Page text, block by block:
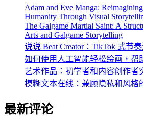
Adam and Eve Manga:
Humanity Through Visual
The Galgame Martial Saint: A
Arts and Galgame Storytelling
说说 Beat Creator：TikTok 式节
如何使用人工智能轻松绘画，帮
艺术作品：初学者和内容创作者
模糊文本在线：兼顾隐私和风格
最新评论